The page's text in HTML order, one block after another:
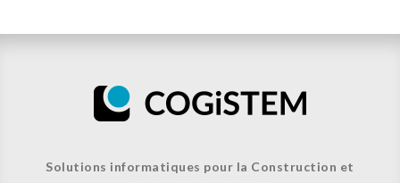
Solutions informatiques pour la Construction et